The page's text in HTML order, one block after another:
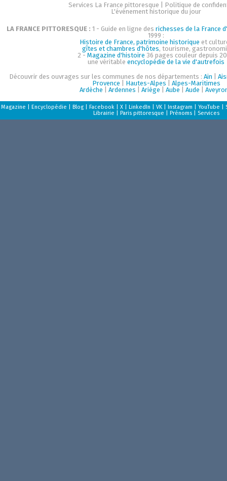
Services La France pittoresque
Politique de
L'événement historique du jour
LA FRANCE PITTORESQUE : 1 - Guide en ligne des richesses de la France
1999 :
Histoire de France, patrimoine historique et
gîtes et chambres d'hôtes, tourisme,
2 - Magazine d'histoire 36 pages couleur depuis
une véritable encyclopédie de la vie d'autrefois
Découvrir des ouvrages sur les communes de nos départements : Ain
Provence
Hautes-Alpes
Alpes-Maritimes
Ardèche
Ardennes Ariège Aube Aude
Magazine Encyclopédie Blog| Facebook| X| LinkedIn VK| Instagram YouTube
Librairie
Paris pittoresque Prénoms| Services